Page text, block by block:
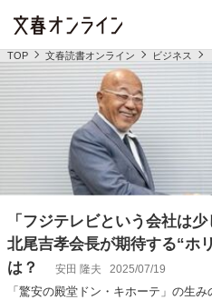
TOP 文春読書オンライン ビジネス
「フジテレビという会社は
北尾吉孝会長が期待する“ホ
は？
安田 隆夫 2025/07/19
「驚安の殿堂ドン・キホーテ」の生